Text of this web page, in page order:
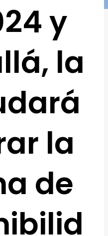
y
la
la
de